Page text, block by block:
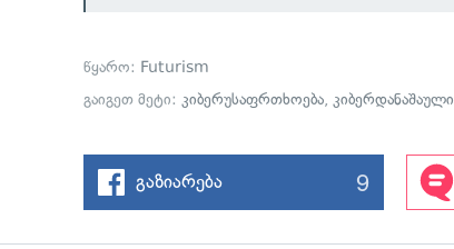
წყარო: Futurism
გაიგეთ მეტი:კიბერუსაფრთხოება,კიბერდანაშაული
გაზიარება 9